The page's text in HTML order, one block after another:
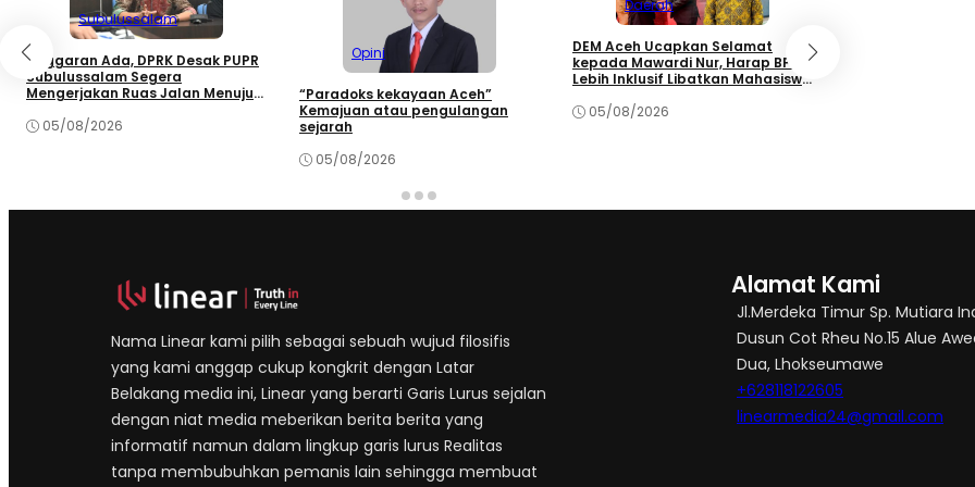
Subulussalam
Anggaran Ada, DPRK Desak PUPR
Subulussalam Segera
Mengerjakan Ruas Jalan Menuju
05/08/2026
Opini
“Paradoks kekayaan Aceh”
Kemajuan atau pengulangan
sejarah
05/08/2026
Daerah
DEM Aceh Ucapkan Selamat
kepada Mawardi Nur, Harap BPMA
Lebih Inklusif Libatkan Mahasiswa
05/08/2026
Nama Linear kami pilih sebagai sebuah wujud filosifis
yang kami anggap cukup kongkrit dengan Latar
Belakang media ini, Linear yang berarti Garis Lurus sejalan
dengan niat media meberikan berita berita yang
informatif namun dalam lingkup garis lurus Realitas
tanpa membubuhkan pemanis lain sehingga membuat
Alamat Kami
Jl.Merdeka Timur Sp. Mutiara
Dusun Cot Rheu No.15 Alue
Dua, Lhokseumawe
+628118122605
linearmedia24@gmail.com